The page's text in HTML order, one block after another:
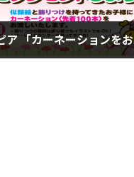
カーネーションをお母さんにプレゼントしよう!」